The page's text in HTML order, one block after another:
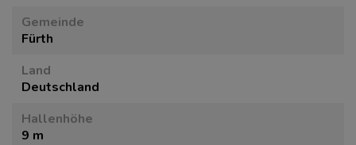
Gemeinde
Fürth
Land
Deutschland
Hallenhöhe
9 m